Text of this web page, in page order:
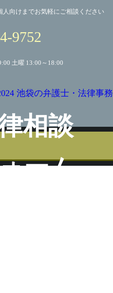
人向けまでお気軽にご相談ください
9752
土曜 13:00～18:00
池袋の弁護士・法律事
相談
ーム